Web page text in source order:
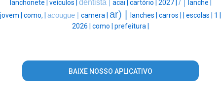
lanchonete | veículos | dentista | acai | cartório | 2027 | / | lanche |
jovem | como, | acougue | camera | ar) | lanches | carros | escolas | 1 |
2026 | como | prefeitura |
BAIXE NOSSO APLICATIVO